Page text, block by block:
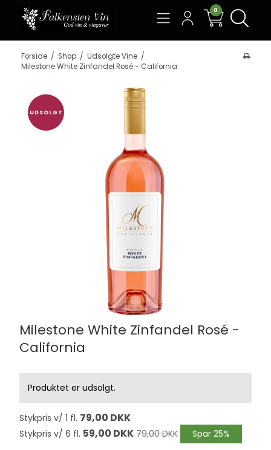
0
Forside / Shop / Udsolgte Vine /
Milestone White Zinfandel Rosé - California
UDSOLGT
Milestone White Zinfandel Rosé -
California
Produktet er udsolgt.
Stykpris v/ 1 fl. 79,00 DKK
Stykpris v/ 6 fl. 59,00 DKK 79,00 DKK Spar 25%